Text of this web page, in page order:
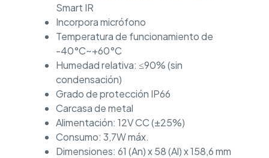
Smart IR
Incorpora micrófono
Temperatura de funcionamiento de
-40°C~+60°C
Humedad relativa: ≤90% (sin
condensación)
Grado de protección IP66
Carcasa de metal
Alimentación: 12V CC (±25%)
Consumo: 3,7W máx.
Dimensiones: 61 (An) x 58 (Al) x 158,6 mm